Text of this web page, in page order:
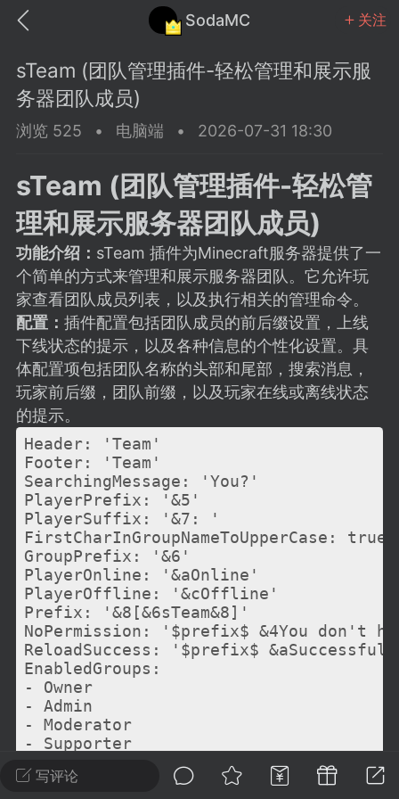
SodaMC 关注
中文社区 SodaMC
教程 材质 社区
潮涌核心
永久赞助者
11-27 02:06
电脑端 社区规则
议贴】SodaMC 的改进与建议 🧃
社区的建议&反馈板块，欢迎每
在这里畅所欲言，提出你对 社区功能、
、管理方式等方面 的任何想法！...
11 5.9k
潮涌核心
永久赞助者
24 23:37
电脑端 整合包分享
主页反馈贴
反馈你遇到的问题 以及 你期望的功能等
不方便可尝试通过邮箱与作者进行反馈
写评论
sTeam (团队管理插件-轻松管理和展示服
务器团队成员)
浏览 525 • 电脑端 • 2026-07-31 18:30
sTeam (团队管理插件-轻松管
理和展示服务器团队成员)
功能介绍： sTeam 插件为Minecraft服务器提供了一
个简单的方式来管理和展示服务器团队。它允许玩
家查看团队成员列表，以及执行相关的管理命令。
配置： 插件配置包括团队成员的前后缀设置，上线
下线状态的提示，以及各种信息的个性化设置。具
体配置项包括团队名称的头部和尾部，搜索消息，
玩家前后缀，团队前缀，以及玩家在线或离线状态
的提示。
Header: 'Team'
Footer: 'Team'
SearchingMessage: 'You?'
PlayerPrefix: '&5'
PlayerSuffix: '&7: '
FirstCharInGroupNameToUpperCase: true
GroupPrefix: '&6'
PlayerOnline: '&aOnline'
PlayerOffline: '&cOffline'
Prefix: '&8[&6sTeam&8]'
NoPermission: '$prefix$ &4You don't
ReloadSuccess: '$prefix$
EnabledGroups:
- Owner
- Admin
- Moderator
- Supporter
Searching: